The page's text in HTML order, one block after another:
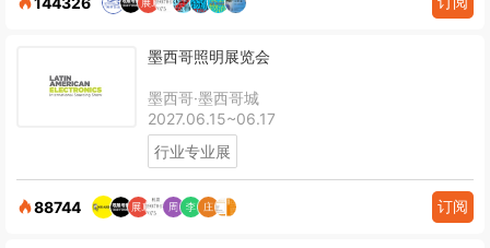
墨西哥照明展览会
墨西哥·墨西哥城
2027.06.15~06.17
行业专业展
88744 订阅